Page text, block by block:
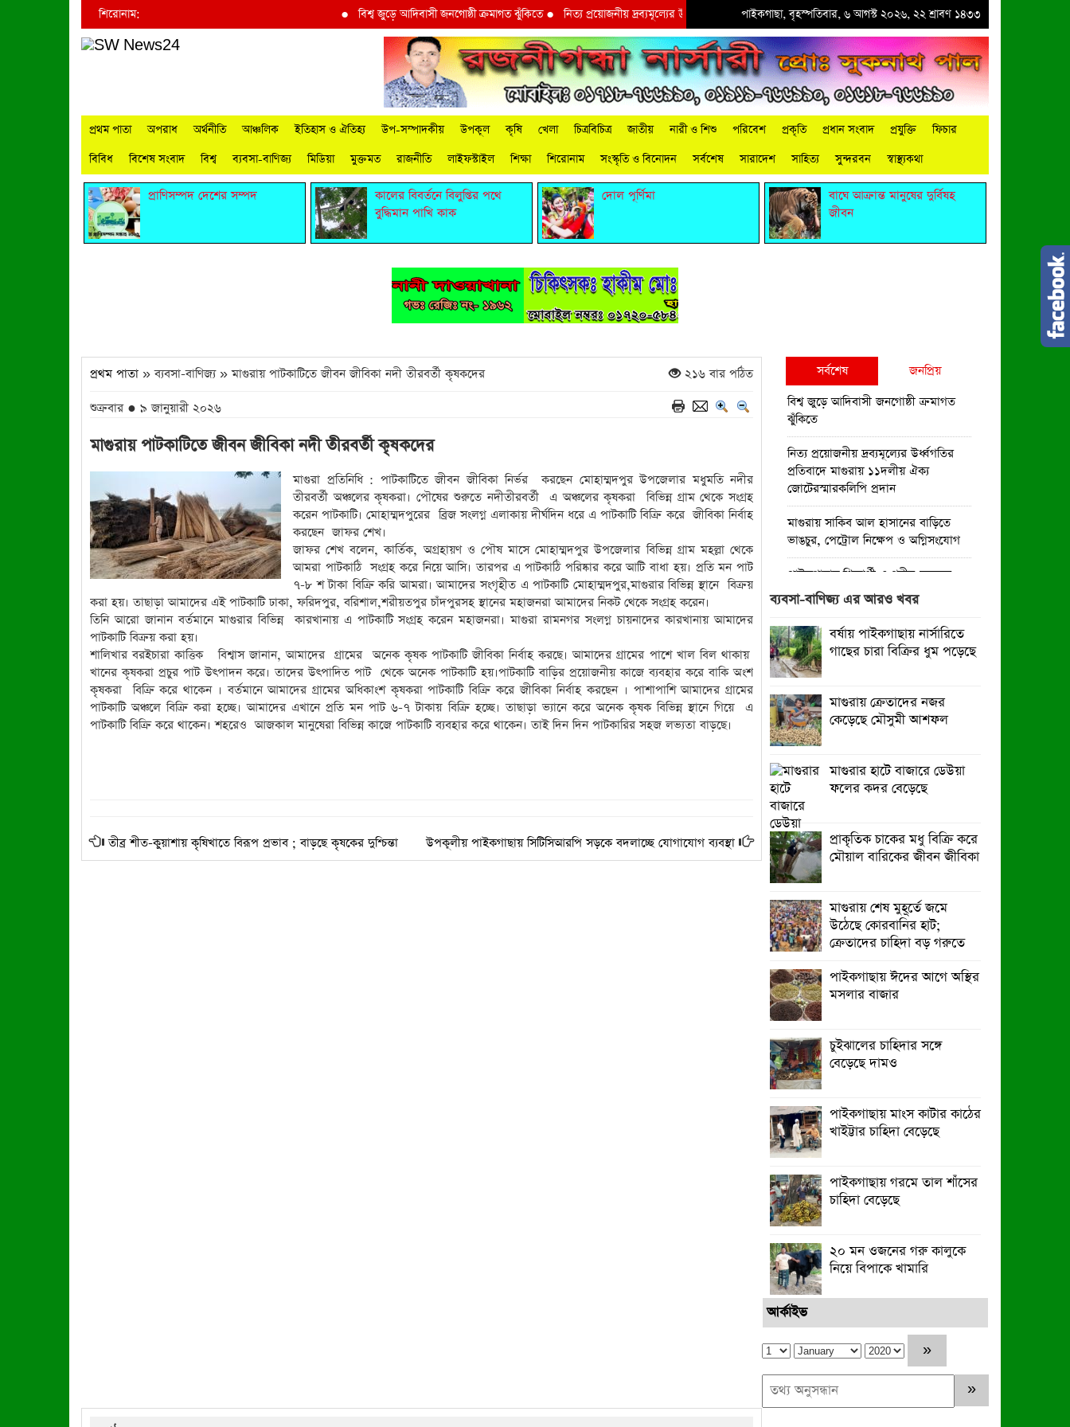
শিরোনাম: বিশ্ব জুড়ে আদিবাসী জনগোষ্ঠী ক্রমাগত ঝুঁকিতে●নিত্য প্রয়োজনীয় দ্রব্যমূল্যের উর্ধ্বগতির প্রতিবাদে মাগুরায় ১১দলীয় ঐক্য জোটেরস্মারকলিপি প্রদান●মাগুরায় সাকিব আল হাসানের
পাইকগাছা, বৃহস্পতিবার, ৬ আগস্ট ২০২৬, ২২ শ্রাবণ ১৪৩৩
প্রথম পাতা অপরাধ অর্থনীতি আঞ্চলিক ইতিহাস ও ঐতিহ্য উপ-সম্পাদকীয় উপকূল কৃষি খেলা চিত্রবিচিত্র জাতীয় নারী ও শিশু পরিবেশ প্রকৃতি প্রধান সংবাদ প্রযুক্তি
ফিচার
বিবিধ
বিশেষ সংবাদ বিশ্ব ব্যবসা-বাণিজ্য মিডিয়া মুক্তমত রাজনীতি লাইফস্টাইল শিক্ষা শিরোনাম সংস্কৃতি ও বিনোদন সর্বশেষ সারাদেশ সাহিত্য সুন্দরবন স্বাস্থ্যকথা
প্রাণিসম্পদ দেশের সম্পদ
কালের বিবর্তনে বিলুপ্তির পথে
বুদ্ধিমান পাখি কাক
দোল পূর্ণিমা
বাঘে আক্রান্ত মানুষের দুর্বিষহ
জীবন
প্রথম পাতা » ব্যবসা-বাণিজ্য » মাগুরায় পাটকাটিতে জীবন জীবিকা নদী তীরবর্তী কৃষকদের ২১৬ বার পঠিত
শুক্রবার ● ৯ জানুয়ারী ২০২৬
মাগুরায় পাটকাটিতে জীবন জীবিকা নদী তীরবর্তী কৃষকদের
মাগুরা প্রতিনিধি : পাটকাটিতে জীবন জীবিকা নির্ভর করছেন মোহাম্মদপুর উপজেলার মধুমতি নদীর
তীরবর্তী অঞ্চলের কৃষকরা। পৌষের শুরুতে নদীতীরবর্তী এ অঞ্চলের কৃষকরা বিভিন্ন গ্রাম থেকে সংগ্রহ
করেন পাটকাটি। মোহাম্মদপুরের ব্রিজ সংলগ্ন এলাকায় দীর্ঘদিন ধরে এ পাটকাটি বিক্রি করে জীবিকা নির্বাহ
করছেন জাফর শেখ।
জাফর শেখ বলেন, কার্তিক, অগ্রহায়ণ ও পৌষ মাসে মোহাম্মদপুর উপজেলার বিভিন্ন গ্রাম মহল্লা থেকে
আমরা পাটকাঠি সংগ্রহ করে নিয়ে আসি। তারপর এ পাটকাঠি পরিষ্কার করে আটি বাধা হয়। প্রতি মন পাট
৭-৮ শ টাকা বিক্রি করি আমরা। আমাদের সংগৃহীত এ পাটকাটি মোহাম্মদপুর,মাগুরার বিভিন্ন স্থানে বিক্রয়
করা হয়। তাছাড়া আমাদের এই পাটকাটি ঢাকা, ফরিদপুর, বরিশাল,শরীয়তপুর চাঁদপুরসহ স্থানের মহাজনরা আমাদের নিকট থেকে সংগ্রহ করেন।
তিনি আরো জানান বর্তমানে মাগুরার বিভিন্ন কারখানায় এ পাটকাটি সংগ্রহ করেন মহাজনরা। মাগুরা রামনগর সংলগ্ন চায়নাদের কারখানায় আমাদের
পাটকাটি বিক্রয় করা হয়।
শালিখার বরইচারা কাত্তিক বিশ্বাস জানান, আমাদের গ্রামের অনেক কৃষক পাটকাটি জীবিকা নির্বাহ করছে। আমাদের গ্রামের পাশে খাল বিল থাকায়
খানের কৃষকরা প্রচুর পাট উৎপাদন করে। তাদের উৎপাদিত পাট থেকে অনেক পাটকাটি হয়।পাটকাটি বাড়ির প্রয়োজনীয় কাজে ব্যবহার করে বাকি অংশ
কৃষকরা বিক্রি করে থাকেন । বর্তমানে আমাদের গ্রামের অধিকাংশ কৃষকরা পাটকাটি বিক্রি করে জীবিকা নির্বাহ করছেন । পাশাপাশি আমাদের গ্রামের
পাটকাটি অঞ্চলে বিক্রি করা হচ্ছে। আমাদের এখানে প্রতি মন পাট ৬-৭ টাকায় বিক্রি হচ্ছে। তাছাড়া ভ্যানে করে অনেক কৃষক বিভিন্ন স্থানে গিয়ে এ
পাটকাটি বিক্রি করে থাকেন। শহরেও আজকাল মানুষেরা বিভিন্ন কাজে পাটকাটি ব্যবহার করে থাকেন। তাই দিন দিন পাটকারির সহজ লভ্যতা বাড়ছে।
তীব্র শীত-কুয়াশায় কৃষিখাতে বিরূপ প্রভাব ; বাড়ছে কৃষকের দুশ্চিন্তা উপকূলীয় পাইকগাছায় সিটিসিআরপি সড়কে বদলাচ্ছে যোগাযোগ ব্যবস্থা
সর্বশেষ
জনপ্রিয়
বিশ্ব জুড়ে আদিবাসী জনগোষ্ঠী ক্রমাগত
ঝুঁকিতে
নিত্য প্রয়োজনীয় দ্রব্যমূল্যের উর্ধ্বগতির
প্রতিবাদে মাগুরায় ১১দলীয় ঐক্য
জোটেরস্মারকলিপি প্রদান
মাগুরায় সাকিব আল হাসানের বাড়িতে
ভাঙচুর, পেট্রোল নিক্ষেপ ও অগ্নিসংযোগ
পাইকগাছায় শিক্ষার্থী ও গরীব-দুস্থদের
মাঝে সাইকেল-ভ্যান ও সেলাই মেশিন
বিতরণ
পাইকগাছায় জুলাই উদযাপন উপলক্ষে
বিএনপির আনন্দ মিছিল ও সমাবেশ
পাইকগাছায় জুলাই গণঅভ্যুত্থান দিবস
পালিত
মাগুরায় জুলাই গণঅভ্যুত্থান দিবস পালিত
বর্ষার প্রকৃতি রাঙিয়ে তুলেছে কদম ফুল
ব্যবসা-বাণিজ্য এর আরও খবর
বর্ষায় পাইকগাছায় নার্সারিতে
গাছের চারা বিক্রির ধুম পড়েছে
মাগুরায় ক্রেতাদের নজর
কেড়েছে মৌসুমী আশফল
মাগুরার হাটে বাজারে ডেউয়া
ফলের কদর বেড়েছে
প্রাকৃতিক চাকের মধু বিক্রি করে
মৌয়াল বারিকের জীবন জীবিকা
মাগুরায় শেষ মুহূর্তে জমে
উঠেছে কোরবানির হাট;
ক্রেতাদের চাহিদা বড় গরুতে
পাইকগাছায় ঈদের আগে অস্থির
মসলার বাজার
চুইঝালের চাহিদার সঙ্গে
বেড়েছে দামও
পাইকগাছায় মাংস কাটার কাঠের
খাইট্টার চাহিদা বেড়েছে
পাইকগাছায় গরমে তাল শাঁসের
চাহিদা বেড়েছে
২০ মন ওজনের গরু কালুকে
নিয়ে বিপাকে খামারি
আর্কাইভ